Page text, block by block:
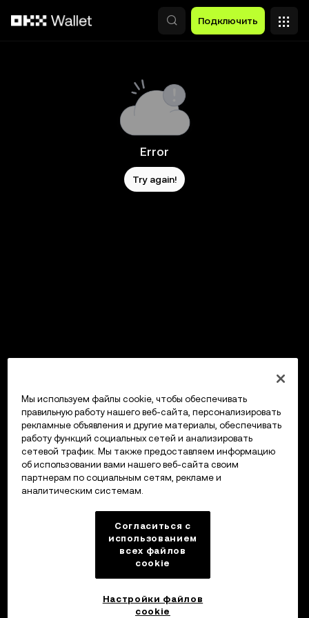
Подключить
Error
Try again!
Мы используем файлы cookie, чтобы обеспечивать
правильную работу нашего веб-сайта, персонализировать
рекламные объявления и другие материалы, обеспечивать
работу функций социальных сетей и анализировать
сетевой трафик. Мы также предоставляем информацию
об использовании вами нашего веб-сайта своим
партнерам по социальным сетям, рекламе и
аналитическим системам.
Согласиться с
использованием
всех файлов
cookie
Настройки файлов
cookie